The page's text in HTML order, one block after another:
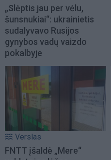
„Slėptis jau per vėlu,
šunsnukiai“: ukrainietis
sudalyvavo Rusijos
gynybos vadų vaizdo
pokalbyje
Verslas
FNTT įšaldė „Mere“